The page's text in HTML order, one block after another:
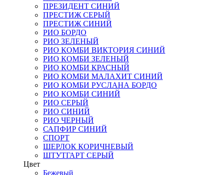
ПРЕЗИДЕНТ СИНИЙ
ПРЕСТИЖ СЕРЫЙ
ПРЕСТИЖ СИНИЙ
РИО БОРДО
РИО ЗЕЛЕНЫЙ
РИО КОМБИ ВИКТОРИЯ СИНИЙ
РИО КОМБИ ЗЕЛЕНЫЙ
РИО КОМБИ КРАСНЫЙ
РИО КОМБИ МАЛАХИТ СИНИЙ
РИО КОМБИ РУСЛАНА БОРДО
РИО КОМБИ СИНИЙ
РИО СЕРЫЙ
РИО СИНИЙ
РИО ЧЕРНЫЙ
САПФИР СИНИЙ
СПОРТ
ШЕРЛОК КОРИЧНЕВЫЙ
ШТУТГАРТ СЕРЫЙ
Цвет
Бежевый